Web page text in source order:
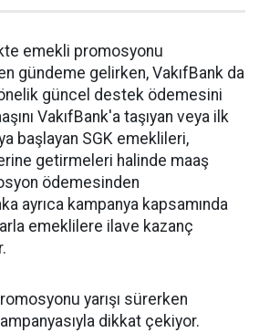
emekli promosyonu
gündeme gelirken, VakıfBank da
güncel destek ödemesini
VakıfBank'a taşıyan veya ilk
başlayan SGK emeklileri,
getirmeleri halinde maaş
ödemesinden
ayrıca kampanya kapsamında
emeklilere ilave kazanç
yarışı sürerken
dikkat çekiyor.